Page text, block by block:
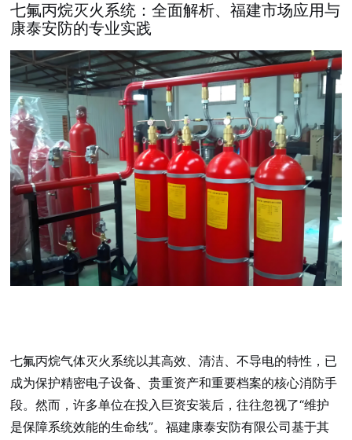
七氟丙烷灭火系统：全面解析、福建市场应用与
康泰安防的专业实践
七氟丙烷气体灭火系统以其高效、清洁、不导电的特性，已
成为保护精密电子设备、贵重资产和重要档案的核心消防手
段。然而，许多单位在投入巨资安装后，往往忽视了“维护
是保障系统效能的生命线”。福建康泰安防有限公司基于其